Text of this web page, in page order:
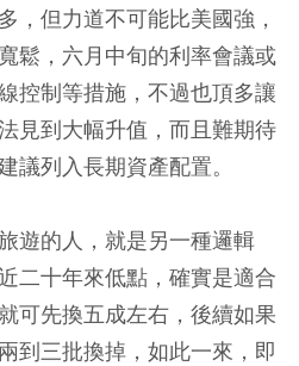
，但力道不可能比美國強，
鬆，六月中旬的利率會議或
控制等措施，不過也頂多讓
見到大幅升值，而且難期待
議列入長期資產配置。
遊的人，就是另一種邏輯
二十年來低點，確實是適合
可先換五成左右，後續如果
到三批換掉，如此一來，即